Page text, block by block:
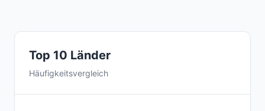
Top 10 Länder
Häufigkeitsvergleich